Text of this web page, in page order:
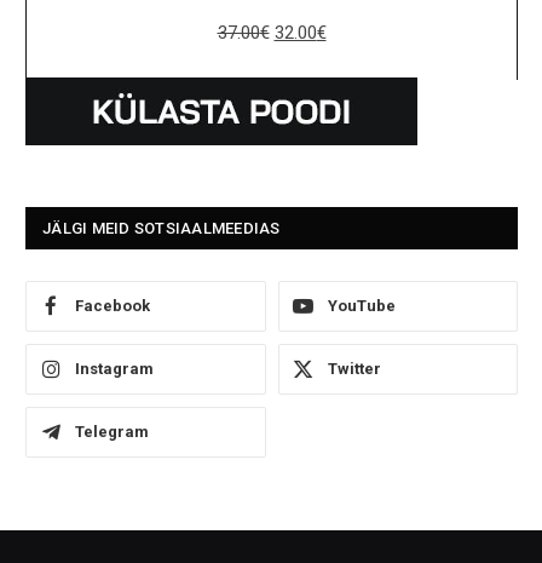
37.00€ 32.00€
JÄLGI MEID SOTSIAALMEEDIAS
Facebook YouTube
Instagram Twitter
Telegram